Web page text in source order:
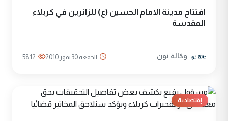
افتتاح مدينة الامام الحسين (ع) للزائرين في كربلاء
المقدسة
وكالة نون الجمعة 30 تموز 2010 5812
إقتصادية